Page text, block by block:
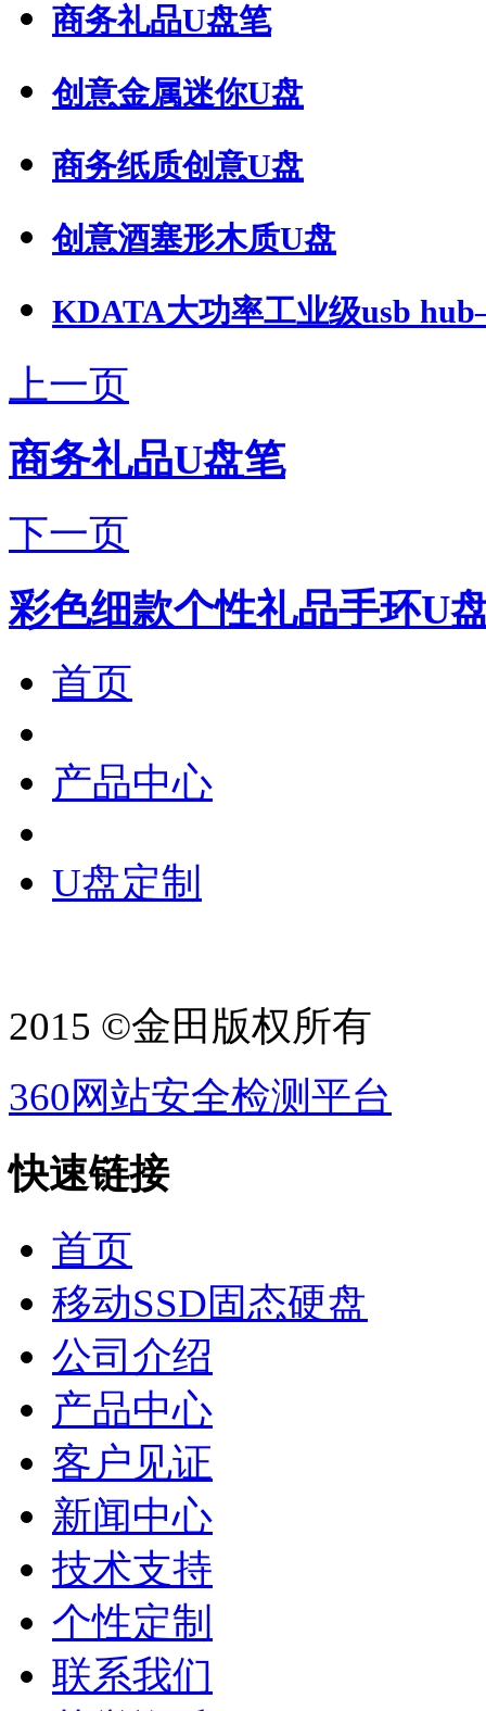
商务礼品U盘笔
创意金属迷你U盘
商务纸质创意U盘
创意酒塞形木质U盘
KDATA大功率工业级usb
上一页
商务礼品U盘笔
下一页
彩色细款个性礼品手环U
首页
产品中心
U盘定制
2015 ©金田版权所有
360网站安全检测平台
快速链接
首页
移动SSD固态硬盘
公司介绍
产品中心
客户见证
新闻中心
技术支持
个性定制
联系我们